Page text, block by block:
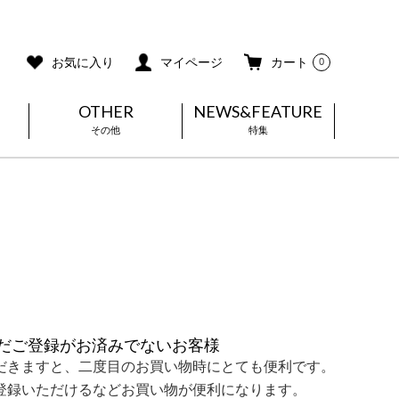
お気に入り マイページ カート 0
OTHER
その他
NEWS&FEATURE
特集
ご登録がお済みでないお客様
ますと、二度目のお買い物時にとても便利です。
いただけるなどお買い物が便利になります。